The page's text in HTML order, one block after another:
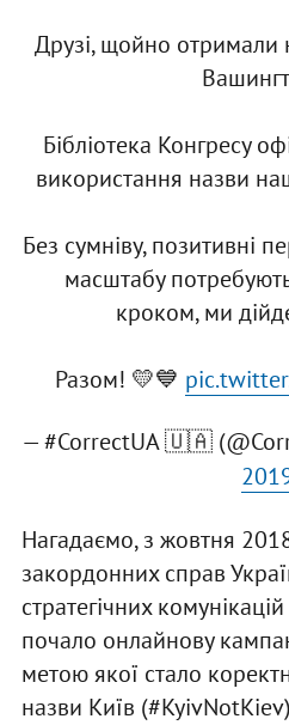
Друзі, щойно отримали
Бібліотека Конгресу
використання назви
Без сумніву, позитивні
масштабу
кроком, ми
Разом! 💛💙
— #CorrectUA 🇺🇦
Нагадаємо, з жовтня
закордонних справ
стратегічних
почало онлайнову
метою якої стало
назви Київ